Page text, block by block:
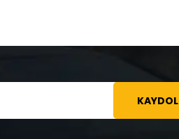
KAYDOL